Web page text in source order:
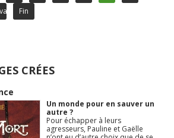
Fin
CRÉES
Un monde pour en sauver un
autre ?
Pour échapper à leurs
agresseurs, Pauline et Gaëlle